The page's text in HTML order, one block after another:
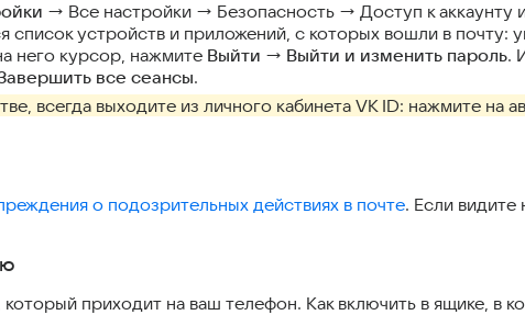
→ Все настройки → Безопасность → Доступ к аккаунту
список устройств и приложений, с которых вошли в почту:
него курсор, нажмите Выйти → Выйти и изменить пароль.
все сеансы.
всегда выходите из личного кабинета VK ID: нажмите на
о подозрительных действиях в почте. Если видите
приходит на ваш телефон. Как включить в ящике, в